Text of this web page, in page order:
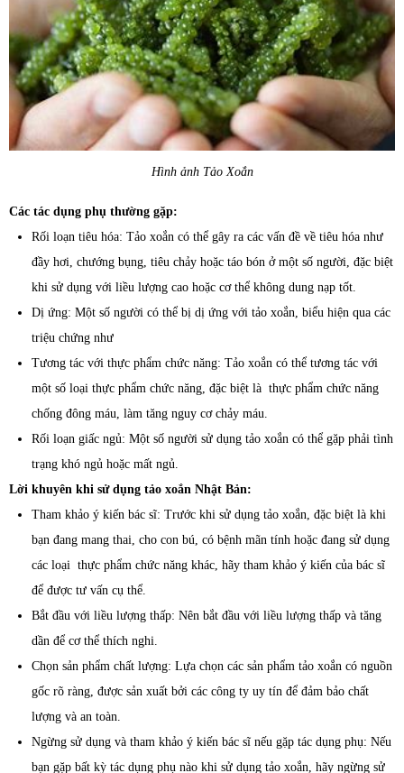
Hình ảnh Tảo Xoắn
Các tác dụng phụ thường gặp:
Rối loạn tiêu hóa: Tảo xoắn có thể gây ra các vấn đề về tiêu hóa như
đầy hơi, chướng bụng, tiêu chảy hoặc táo bón ở một số người, đặc biệt
khi sử dụng với liều lượng cao hoặc cơ thể không dung nạp tốt.
Dị ứng: Một số người có thể bị dị ứng với tảo xoắn, biểu hiện qua các
triệu chứng như
Tương tác với thực phẩm chức năng: Tảo xoắn có thể tương tác với
một số loại thực phẩm chức năng, đặc biệt là thực phẩm chức năng
chống đông máu, làm tăng nguy cơ chảy máu.
Rối loạn giấc ngủ: Một số người sử dụng tảo xoắn có thể gặp phải tình
trạng khó ngủ hoặc mất ngủ.
Lời khuyên khi sử dụng tảo xoắn Nhật Bản:
Tham khảo ý kiến bác sĩ: Trước khi sử dụng tảo xoắn, đặc biệt là khi
bạn đang mang thai, cho con bú, có bệnh mãn tính hoặc đang sử dụng
các loại thực phẩm chức năng khác, hãy tham khảo ý kiến của bác sĩ
để được tư vấn cụ thể.
Bắt đầu với liều lượng thấp: Nên bắt đầu với liều lượng thấp và tăng
dần để cơ thể thích nghi.
Chọn sản phẩm chất lượng: Lựa chọn các sản phẩm tảo xoắn có nguồn
gốc rõ ràng, được sản xuất bởi các công ty uy tín để đảm bảo chất
lượng và an toàn.
Ngừng sử dụng và tham khảo ý kiến bác sĩ nếu gặp tác dụng phụ: Nếu
bạn gặp bất kỳ tác dụng phụ nào khi sử dụng tảo xoắn, hãy ngừng sử